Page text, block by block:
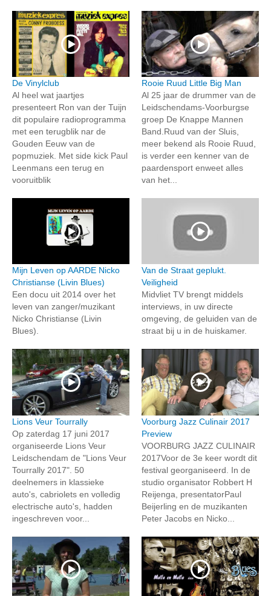
De Vinylclub
Al heel wat jaartjes
presenteert Ron van der Tuijn
dit populaire radioprogramma
met een terugblik nar de
Gouden Eeuw van de
popmuziek. Met side kick Paul
Leenmans een terug en
vooruitblik
Rooie Ruud Little Big Man
Al 25 jaar de drummer van de
Leidschendams-Voorburgse
groep De Knappe Mannen
Band.Ruud van der Sluis,
meer bekend als Rooie Ruud,
is verder een kenner van de
paardensport enweet alles
van het...
Mijn Leven op AARDE Nicko
Christianse (Livin Blues)
Een docu uit 2014 over het
leven van zanger/muzikant
Nicko Christianse (Livin
Blues).
Van de Straat geplukt.
Veiligheid
Midvliet TV brengt middels
interviews, in uw directe
omgeving, de geluiden van de
straat bij u in de huiskamer.
Lions Veur Tourrally
Op zaterdag 17 juni 2017
organiseerde Lions Veur
Leidschendam de "Lions Veur
Tourrally 2017". 50
deelnemers in klassieke
auto's, cabriolets en volledig
electrische auto's, hadden
ingeschreven voor...
Voorburg Jazz Culinair 2017
Preview
VOORBURG JAZZ CULINAIR
2017Voor de 3e keer wordt dit
festival georganiseerd. In de
studio organisator Robbert H
Reijenga, presentatorPaul
Beijerling en de muzikanten
Peter Jacobs en Nicko...